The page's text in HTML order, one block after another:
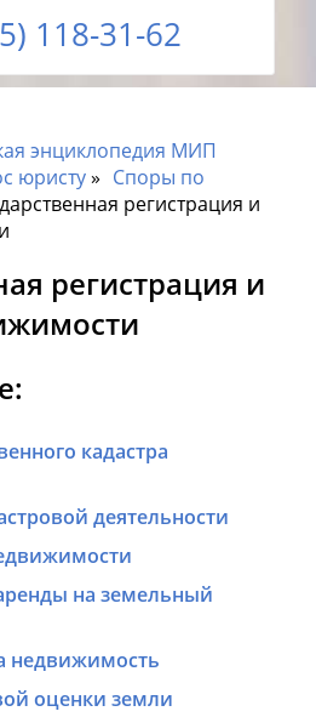
118-31-62
энциклопедия МИП
юристу
Споры по
регистрация и
регистрация и
кадастра
деятельности
на земельный
недвижимость
оценки земли